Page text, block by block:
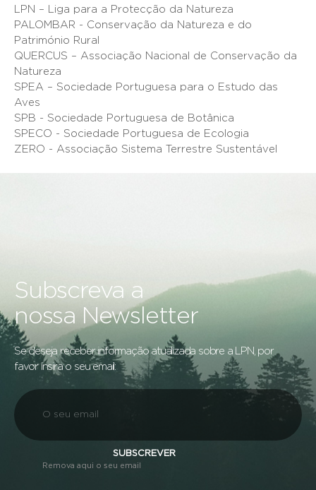
LPN – Liga para a Protecção da Natureza
PALOMBAR - Conservação da Natureza e do
Património Rural
QUERCUS – Associação Nacional de Conservação da
Natureza
SPEA – Sociedade Portuguesa para o Estudo das
Aves
SPB - Sociedade Portuguesa de Botânica
SPECO - Sociedade Portuguesa de Ecologia
ZERO - Associação Sistema Terrestre Sustentável
Subscreva a
nossa Newsletter
Se deseja receber informação atualizada sobre a LPN, por
favor insira o seu email:
SUBSCREVER
Remova aqui o seu email